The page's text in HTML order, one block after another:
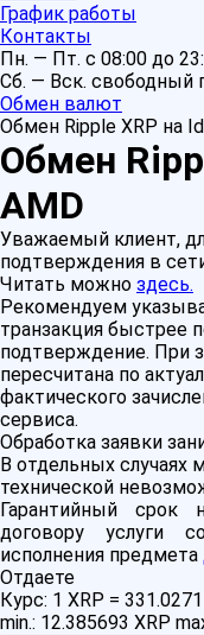
График работы
Контакты
Пн. — Пт. с 08:00 до
Сб. — Вск. свободный
Обмен валют
Обмен Ripple XRP на
Обмен
AMD
Уважаемый клиент,
подтверждения в
Читать можно здесь.
Рекомендуем
транзакция быстрее
подтверждение. При
пересчитана по
фактического
сервиса.
Обработка заявки
В отдельных
технической
Гарантийный срок
договору услуги
исполнения предмета
Отдаете
Курс: 1 XRP =
min.: 12.385693 XRP